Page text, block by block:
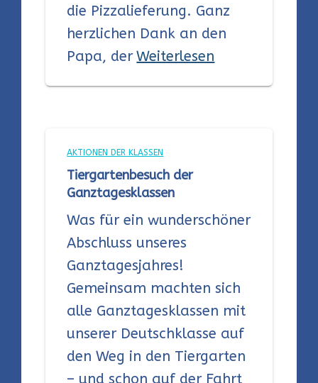
die Pizzalieferung. Ganz
herzlichen Dank an den
Papa, der Weiterlesen
AKTIONEN DER KLASSEN
Tiergartenbesuch der
Ganztagesklassen
Was für ein wunderschöner
Abschluss unseres
Ganztagesjahres!
Gemeinsam machten sich
alle Ganztagesklassen mit
unserer Deutschklasse auf
den Weg in den Tiergarten
– und schon auf der Fahrt